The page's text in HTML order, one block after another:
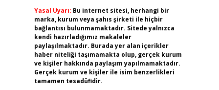
Yasal Uyarı: Bu internet sitesi, herhangi bir
marka, kurum veya şahıs şirketi ile hiçbir
bağlantısı bulunmamaktadır. Sitede yalnızca
kendi hazırladığımız makaleler
paylaşılmaktadır. Burada yer alan içerikler
haber niteliği taşımamakta olup, gerçek kurum
ve kişiler hakkında paylaşım yapılmamaktadır.
Gerçek kurum ve kişiler ile isim benzerlikleri
tamamen tesadüfidir.